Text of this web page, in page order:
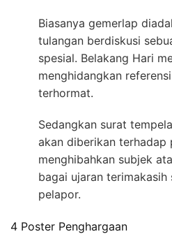
Biasanya gemerlap
tulangan berdiskusi
spesial. Belakang Hari
menghidangkan
terhormat.
Sedangkan surat
akan diberikan terhadap
menghibahkan subjek
bagai ujaran terimakasih
pelapor.
4 Poster Penghargaan